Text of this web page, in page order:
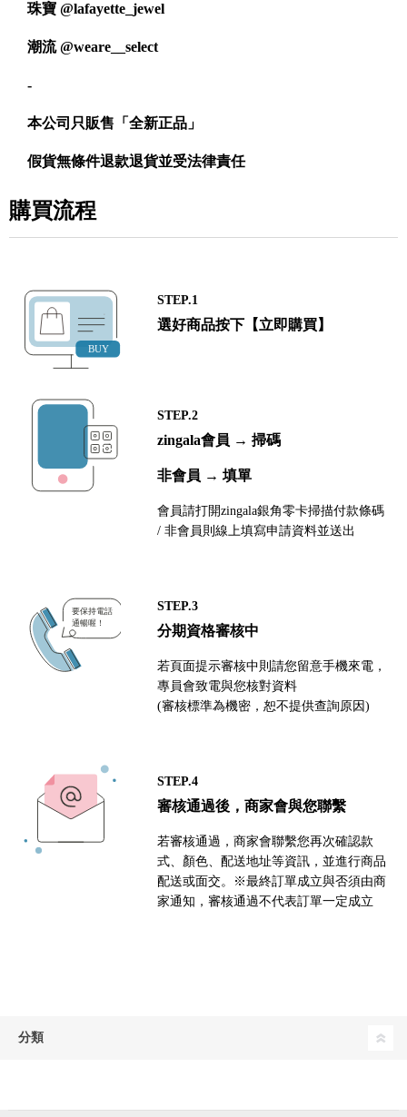
珠寶 @lafayette_jewel
潮流@weare__select
-
本公司只販售「全新正品」
假貨無條件退款退貨並受法律責任
購買流程
STEP.1
選好商品按下【立即購買】
STEP.2
zingala會員 → 掃碼
非會員 → 填單
會員請打開zingala銀角零卡掃描付款條碼
/ 非會員則線上填寫申請資料並送出
STEP.3
分期資格審核中
若頁面提示審核中則請您留意手機來電，
專員會致電與您核對資料
(審核標準為機密，恕不提供查詢原因)
STEP.4
審核通過後，商家會與您聯繫
若審核通過，商家會聯繫您再次確認款
式、顏色、配送地址等資訊，並進行商品
配送或面交。※最終訂單成立與否須由商
家通知，審核通過不代表訂單一定成立
分類